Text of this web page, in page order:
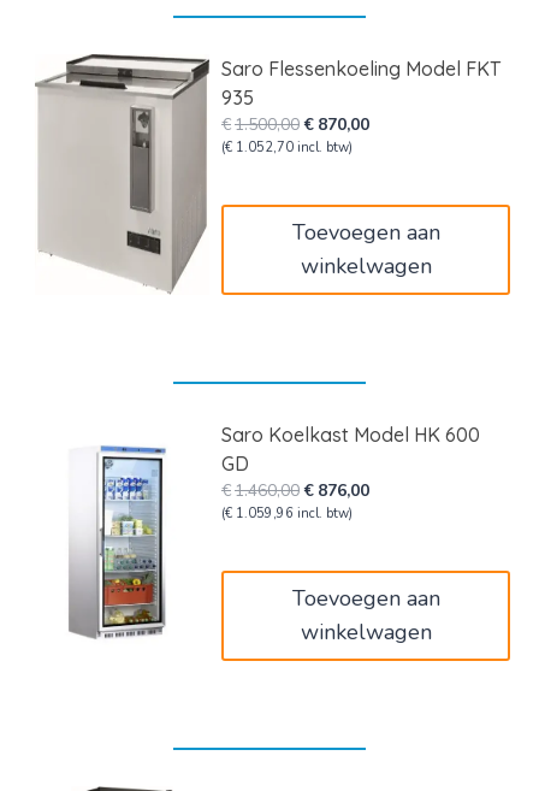
Saro Flessenkoeling Model FKT
935
€1.500,00Oorspronkelijke
prijs
€ 870,00Huidige
(€ 1.052,70 incl. btw)
Toevoegen aan
winkelwagen
Saro Koelkast Model HK 600
GD
€1.460,00Oorspronkelijke
prijs
€ 876,00Huidige
(€ 1.059,96 incl. btw)
Toevoegen aan
winkelwagen